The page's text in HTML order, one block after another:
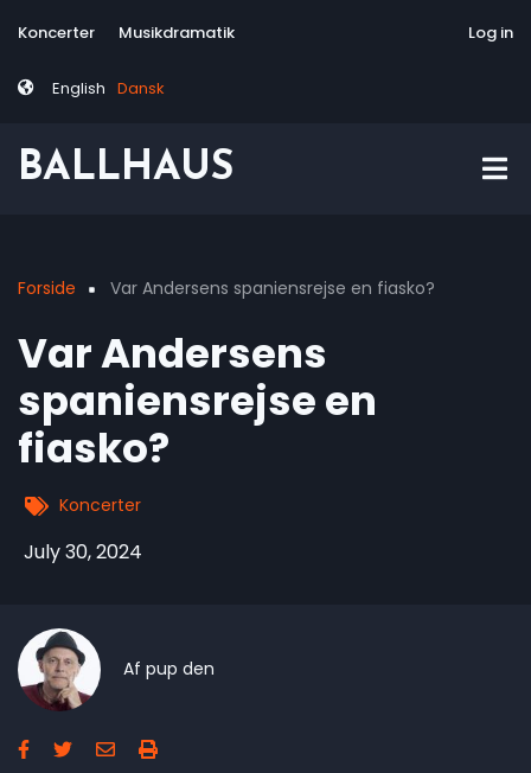
to
content
Tag
Koncerter Musikdramatik Via Artis
English Dansk
Log in
BALLHAUS
Breadcrumb
Forside Var Andersens spaniensrejse en fiasko?
Var Andersens
spaniensrejse en
fiasko?
Koncerter
July 30, 2024
Af pup den